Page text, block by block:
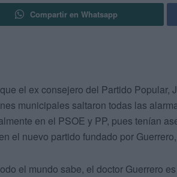
Compartir en Whatsapp
el ex consejero del Partido Popular,
municipales saltaron todas las
en el PSOE y PP, pues tenían
el nuevo partido fundado por
el mundo sabe, el doctor Guerrero